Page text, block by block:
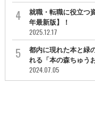
就職・転職に役立つ
年最新版】！
2025.12.17
都内に現れた本と緑
れる「本の森ちゅう
2024.07.05